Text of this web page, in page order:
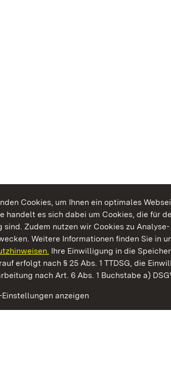
Cookies, um Ihnen ein optimales
handelt es sich dabei um Cookies, die für
sind. Zudem nutzen wir Cookies zu
Weitere Informationen finden Sie in
Ihre Einwilligung in die
erfolgt nach § 25 Abs. 1 TTDSG, die
nach Art. 6 Abs. 1 Buchstabe a)
anzeigen
Staunen. Genießen.